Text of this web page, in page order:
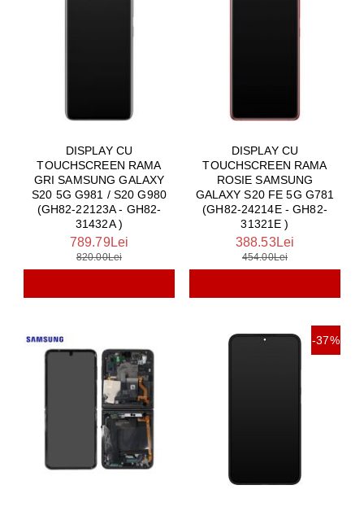
DISPLAY CU
TOUCHSCREEN RAMA
GRI SAMSUNG GALAXY
S20 5G G981 / S20 G980
(GH82-22123A - GH82-
31432A )
789.79Lei
820.00Lei
DISPLAY CU
TOUCHSCREEN RAMA
ROSIE SAMSUNG
GALAXY S20 FE 5G G781
(GH82-24214E - GH82-
31321E )
388.53Lei
454.00Lei
-37%